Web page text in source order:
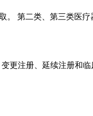
第二类、第三类医疗
注册、延续注册和